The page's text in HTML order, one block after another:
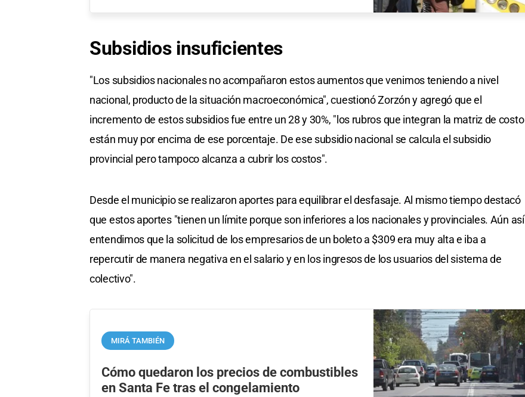
Subsidios insuficientes
"Los subsidios nacionales no acompañaron estos aumentos que venimos teniendo a nivel
nacional, producto de la situación macroeconómica", cuestionó Zorzón y agregó que el
incremento de estos subsidios fue entre un 28 y 30%, "los rubros que integran la matriz de costo
están muy por encima de ese porcentaje. De ese subsidio nacional se calcula el subsidio
provincial pero tampoco alcanza a cubrir los costos".
Desde el municipio se realizaron aportes para equilibrar el desfasaje. Al mismo tiempo destacó
que estos aportes "tienen un límite porque son inferiores a los nacionales y provinciales. Aún así
entendimos que la solicitud de los empresarios de un boleto a $309 era muy alta e iba a
repercutir de manera negativa en el salario y en los ingresos de los usuarios del sistema de
colectivo".
MIRÁ TAMBIÉN
Cómo quedaron los precios de combustibles
en Santa Fe tras el congelamiento